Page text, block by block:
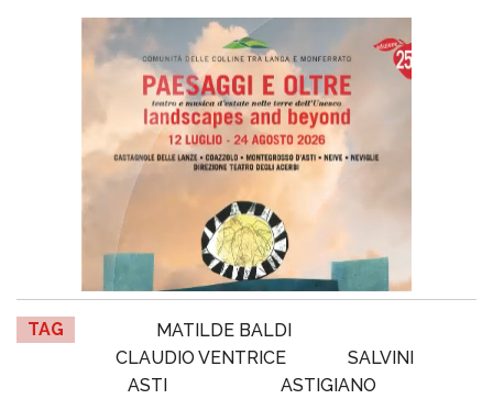
TAG
MATILDE BALDI
CLAUDIO VENTRICE
SALVINI
ASTI
ASTIGIANO